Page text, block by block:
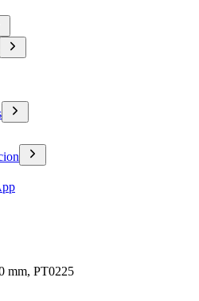
mm, PT0225